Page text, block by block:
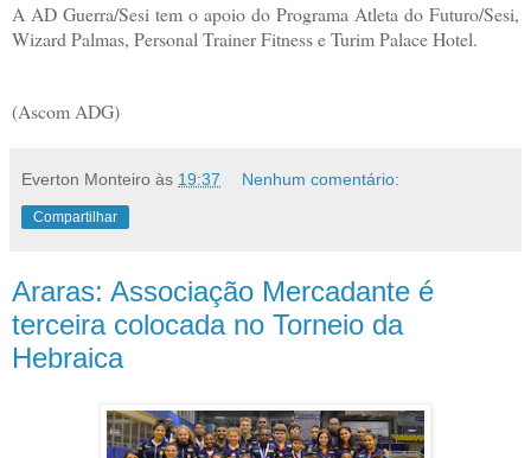
A AD Guerra/Sesi tem o apoio do Programa Atleta do Futuro/Sesi,
Wizard Palmas, Personal Trainer Fitness e Turim Palace Hotel.
(Ascom ADG)
Everton Monteiro às 19:37 Nenhum comentário:
Compartilhar
Araras: Associação Mercadante é
terceira colocada no Torneio da
Hebraica